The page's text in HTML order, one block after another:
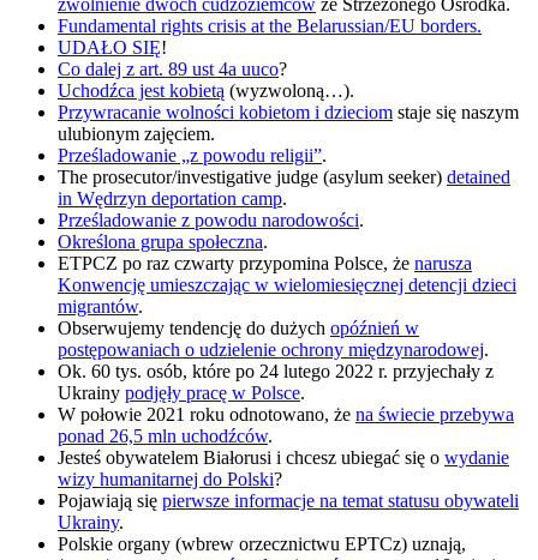
zwolnienie dwóch cudzoziemców ze Strzeżonego Ośrodka.
Fundamental rights crisis at the Belarussian/EU borders.
UDAŁO SIĘ!
Co dalej z art. 89 ust 4a uuco?
Uchodźca jest kobietą (wyzwoloną…).
Przywracanie wolności kobietom i dzieciom staje się naszym
ulubionym zajęciem.
Prześladowanie „z powodu religii”.
The prosecutor/investigative judge (asylum seeker) detained
in Wędrzyn deportation camp.
Prześladowanie z powodu narodowości.
Określona grupa społeczna.
ETPCZ po raz czwarty przypomina Polsce, że narusza
Konwencję umieszczając w wielomiesięcznej detencji dzieci
migrantów.
Obserwujemy tendencję do dużych opóźnień w
postępowaniach o udzielenie ochrony międzynarodowej.
Ok. 60 tys. osób, które po 24 lutego 2022 r. przyjechały z
Ukrainy podjęły pracę w Polsce.
W połowie 2021 roku odnotowano, że na świecie przebywa
ponad 26,5 mln uchodźców.
Jesteś obywatelem Białorusi i chcesz ubiegać się o wydanie
wizy humanitarnej do Polski?
Pojawiają się pierwsze informacje na temat statusu obywateli
Ukrainy.
Polskie organy (wbrew orzecznictwu EPTCz) uznają,